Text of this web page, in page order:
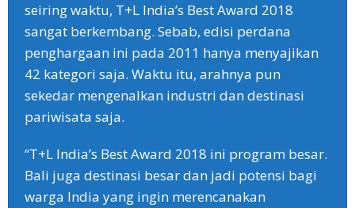
seiring waktu, T+L India’s Best Award 2018
sangat berkembang. Sebab, edisi perdana
penghargaan ini pada 2011 hanya menyajikan
42 kategori saja. Waktu itu, arahnya pun
sekedar mengenalkan industri dan destinasi
pariwisata saja.
“T+L India’s Best Award 2018 ini program besar.
Bali juga destinasi besar dan jadi potensi bagi
warga India yang ingin merencanakan